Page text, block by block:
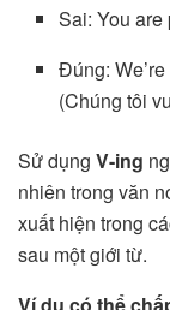
Sai: You are
Đúng: We’re
(Chúng tôi
Sử dụng V-ing
nhiên trong văn
xuất hiện trong
sau một giới từ.
Ví dụ có thể